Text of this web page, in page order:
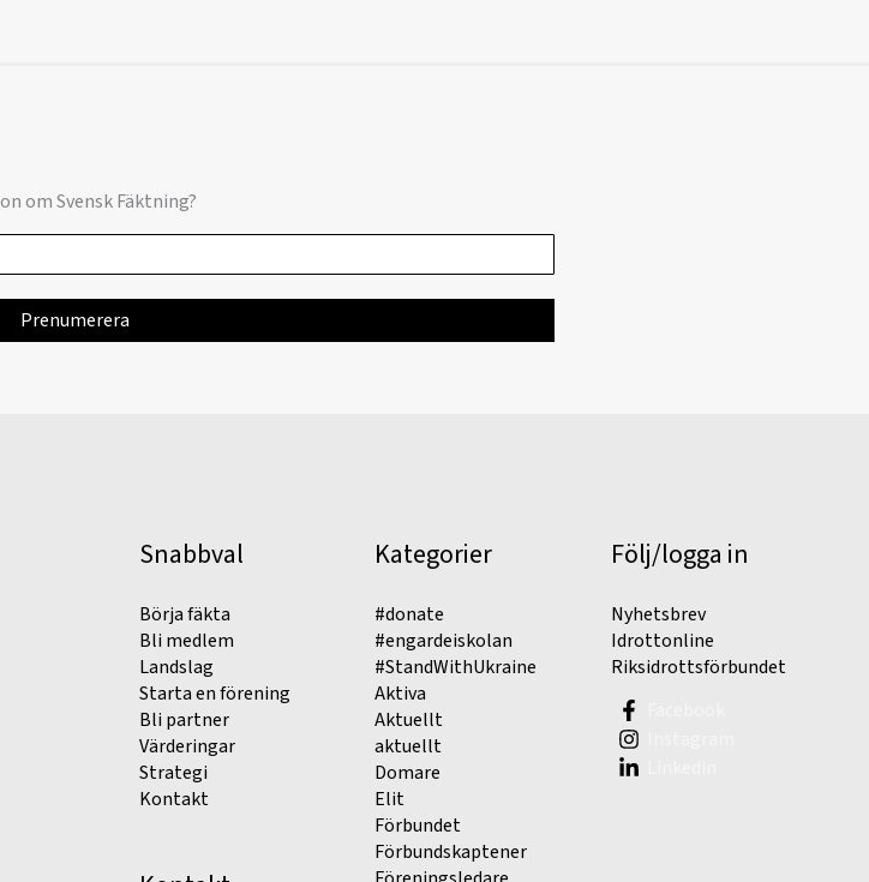
om Svensk Fäktning?
Snabbval
Börja fäkta
Bli medlem
Landslag
Starta en förening
Bli partner
Värderingar
Strategi
Kontakt
Kategorier
#donate
#engardeiskolan
#StandWithUkraine
Aktiva
Aktuellt
aktuellt
Domare
Elit
Förbundet
Förbundskaptener
Följ/logga in
Nyhetsbrev
Idrottonline
Riksidrottsförbundet